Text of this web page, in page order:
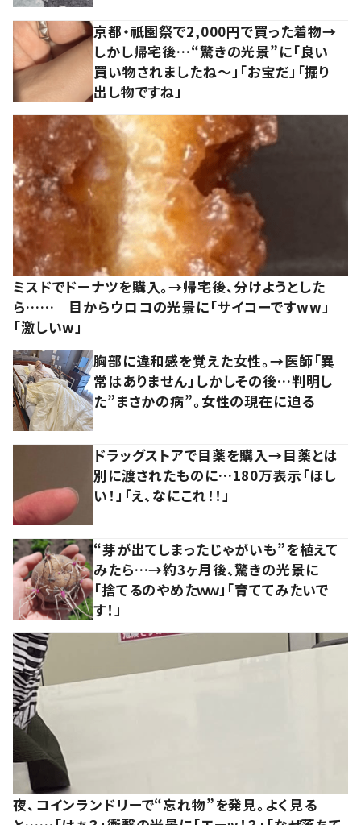
京都・祇園祭で2,000円で買った着物→
しかし帰宅後…“驚きの光景”に「良い
買い物されましたね～」「お宝だ」「掘り
出し物ですね」
ミスドでドーナツを購入。→帰宅後、分けようとした
ら…… 目からウロコの光景に「サイコーですww」
「激しいw」
胸部に違和感を覚えた女性。→医師「異
常はありません」しかしその後…判明し
た”まさかの病”。女性の現在に迫る
ドラッグストアで目薬を購入→目薬とは
別に渡されたものに…180万表示「ほし
い！」「え、なにこれ！！」
“芽が出てしまったじゃがいも”を植えて
みたら…→約3ヶ月後、驚きの光景に
「捨てるのやめたｗｗ」「育ててみたいで
す！」
夜、コインランドリーで“忘れ物”を発見。よく見る